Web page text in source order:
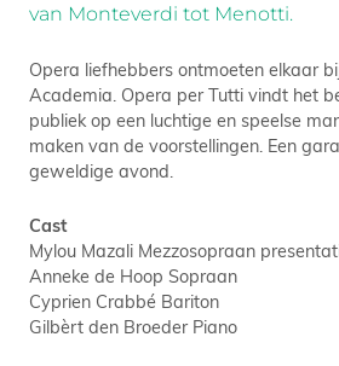
van Monteverdi tot Menotti.
Opera liefhebbers ontmoeten elkaar
Academia. Opera per Tutti vindt het
publiek op een luchtige en speelse
maken van de voorstellingen. Een
geweldige avond.
Cast
Mylou Mazali Mezzosopraan
Anneke de Hoop Sopraan
Cyprien Crabbé Bariton
Gilbèrt den Broeder Piano